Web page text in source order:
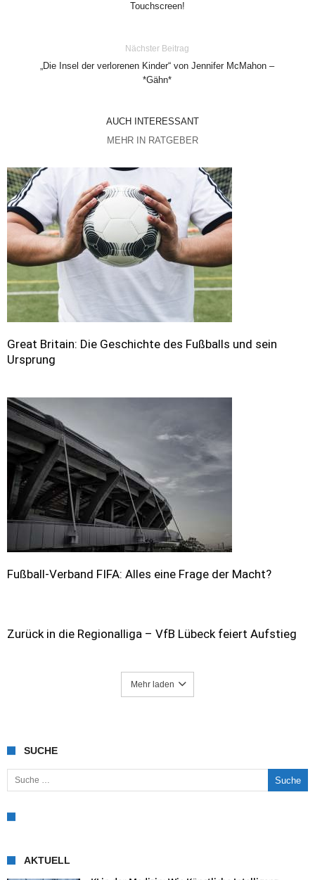
Touchscreen!
Nächster Beitrag
„Die Insel der verlorenen Kinder“ von Jennifer McMahon –
*Gähn*
AUCH INTERESSANT
MEHR IN RATGEBER
Great Britain: Die Geschichte des Fußballs und sein
Ursprung
Fußball-Verband FIFA: Alles eine Frage der Macht?
Zurück in die Regionalliga – VfB Lübeck feiert Aufstieg
Mehr laden
SUCHE
Suche nach:
AKTUELL